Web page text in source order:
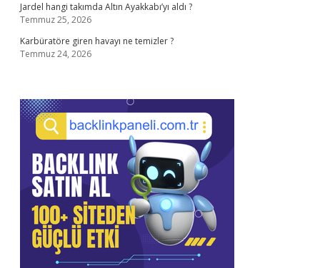
Jardel hangi takımda Altın Ayakkabı’yı aldı ?
Temmuz 25, 2026
Karbüratöre giren havayı ne temizler ?
Temmuz 24, 2026